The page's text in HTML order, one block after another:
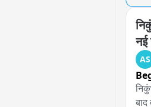
नई
AS
बाद